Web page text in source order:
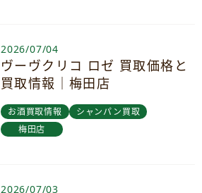
2026/07/04
ヴーヴクリコ ロゼ 買取価格と
買取情報｜梅田店
お酒買取情報
シャンパン買取
梅田店
2026/07/03